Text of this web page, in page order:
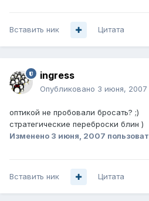
Вставить ник Цитата
ingress
Опубликовано 3 июня, 2007
оптикой не пробовали бросать? ;)
стратегические переброски блин )
Изменено 3 июня, 2007
Вставить ник Цитата